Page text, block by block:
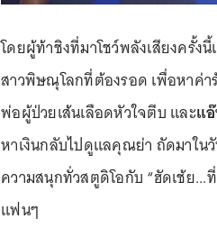
โดยผู้ท้าชิงที่มาโชว์พลังเสียงครั้
สาวพิษณุโลกที่ต้องรอด เพื่อหาค่
พ่อผู้ป่วยเส้นเลือดหัวใจตีบ และแ
หาเงินกลับไปดูแลคุณย่า ถัดมาใ
ความสนุกทั่วสตูดิโอกับ “ฮัดเช้ย...
แฟนๆ